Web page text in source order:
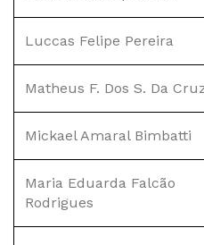
Luccas Felipe Pereira
Matheus F. Dos S. Da
Mickael Amaral Bimbatti
Maria Eduarda Falcão
Rodrigues